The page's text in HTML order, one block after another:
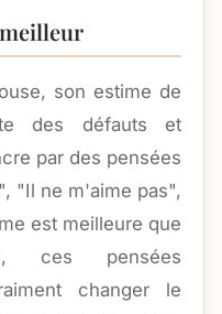
son estime de
des défauts et
par des pensées
"Il ne m'aime pas",
est meilleure que
ces pensées
changer le